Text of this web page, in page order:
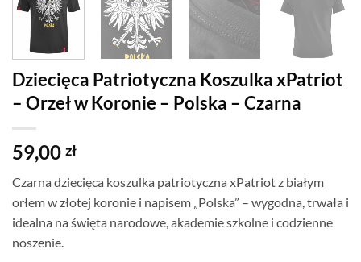
Dziecięca Patriotyczna Koszulka xPatriot
– Orzeł w Koronie – Polska – Czarna
59,00 zł
Czarna dziecięca koszulka patriotyczna xPatriot z białym
orłem w złotej koronie i napisem „Polska” – wygodna, trwała i
idealna na święta narodowe, akademie szkolne i codzienne
noszenie.